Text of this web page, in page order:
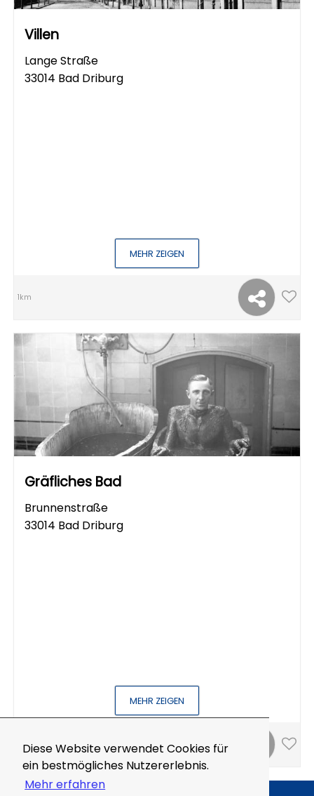
Diese Website verwendet Cookies für
ein bestmögliches Nutzererlebnis.
Mehr erfahren
Villen
Lange Straße
33014 Bad Driburg
MEHR ZEIGEN
1km
Gräfliches Bad
Brunnenstraße
33014 Bad Driburg
MEHR ZEIGEN
1km